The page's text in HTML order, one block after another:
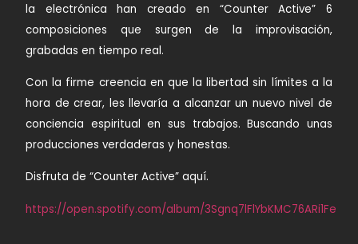
la electrónica han creado en “Counter Active” 6
composiciones que surgen de la improvisación,
grabadas en tiempo real.
Con la firme creencia en que la libertad sin límites a la
hora de crear, les llevaría a alcanzar un nuevo nivel de
conciencia espiritual en sus trabajos. Buscando unas
producciones verdaderas y honestas.
Disfruta de “Counter Active” aquí.
https://open.spotify.com/album/3Sgnq7lFlYbKMC76ARi1Fe